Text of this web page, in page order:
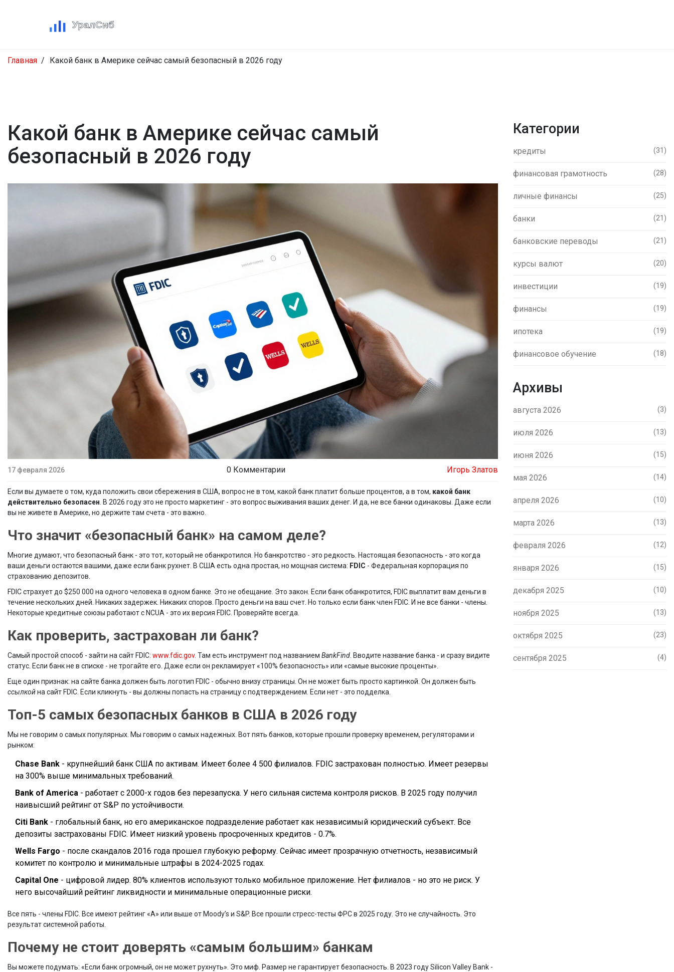
Главная Какой банк в Америке сейчас самый безопасный в 2026 году
Какой банк в Америке сейчас самый
безопасный в 2026 году
17 февраля 2026 0 Комментарии Игорь Златов
Если вы думаете о том, куда положить свои сбережения в США, вопрос не в том, какой банк платит больше процентов, а в том, какой банк
действительно безопасен . В 2026 году это не просто маркетинг - это вопрос выживания ваших денег. И да, не все банки одинаковы. Даже если
вы не живете в Америке, но держите там счета - это важно.
Что значит «безопасный банк» на самом деле?
Многие думают, что безопасный банк - это тот, который не обанкротился. Но банкротство - это редкость. Настоящая безопасность - это когда
ваши деньги остаются вашими, даже если банк рухнет. В США есть одна простая, но мощная система: FDIC - Федеральная корпорация по
страхованию депозитов.
FDIC страхует до $250 000 на одного человека в одном банке. Это не обещание. Это закон. Если банк обанкротится, FDIC выплатит вам деньги в
течение нескольких дней. Никаких задержек. Никаких споров. Просто деньги на ваш счет. Но только если банк член FDIC. И не все банки - члены.
Некоторые кредитные союзы работают с NCUA - это их версия FDIC. Проверяйте всегда.
Как проверить, застрахован ли банк?
Самый простой способ - зайти на сайт FDIC: www.fdic.gov. Там есть инструмент под названием BankFind . Вводите название банка - и сразу видите
статус. Если банк не в списке - не трогайте его. Даже если он рекламирует «100% безопасность» или «самые высокие проценты».
Еще один признак: на сайте банка должен быть логотип FDIC - обычно внизу страницы. Он не может быть просто картинкой. Он должен быть
ссылкойна сайт FDIC. Если кликнуть - вы должны попасть на страницу с подтверждением. Если нет - это подделка.
Топ-5 самых безопасных банков в США в 2026 году
Мы не говорим о самых популярных. Мы говорим о самых надежных. Вот пять банков, которые прошли проверку временем, регуляторами и
рынком:
Chase Bank - крупнейший банк США по активам. Имеет более 4 500 филиалов. FDIC застрахован полностью. Имеет резервы
на 300% выше минимальных требований.
Bank of America - работает с 2000-х годов без перезапуска. У него сильная система контроля рисков. В 2025 году получил
наивысший рейтинг от S&P по устойчивости.
Citi Bank - глобальный банк, но его американское подразделение работает как независимый юридический субъект. Все
депозиты застрахованы FDIC. Имеет низкий уровень просроченных кредитов - 0.7%.
Wells Fargo - после скандалов 2016 года прошел глубокую реформу. Сейчас имеет прозрачную отчетность, независимый
комитет по контролю и минимальные штрафы в 2024-2025 годах.
Capital One - цифровой лидер. 80% клиентов используют только мобильное приложение. Нет филиалов - но это не риск. У
него высочайший рейтинг ликвидности и минимальные операционные риски.
Все пять - члены FDIC. Все имеют рейтинг «A» или выше от Moody’s и S&P. Все прошли стресс-тесты ФРС в 2025 году. Это не случайность. Это
результат системной работы.
Почему не стоит доверять «самым большим» банкам
Вы можете подумать: «Если банк огромный, он не может рухнуть». Это миф. Размер не гарантирует безопасность. В 2023 году Silicon Valley Bank -
Категории
кредиты (31)
финансовая грамотность (28)
личные финансы (25)
банки (21)
банковские переводы (21)
курсы валют (20)
инвестиции (19)
финансы (19)
ипотека (19)
финансовое обучение (18)
Архивы
августа 2026 (3)
июля 2026 (13)
июня 2026 (15)
мая 2026 (14)
апреля 2026 (10)
марта 2026 (13)
февраля 2026 (12)
января 2026 (15)
декабря 2025 (10)
ноября 2025 (13)
октября 2025 (23)
сентября 2025 (4)